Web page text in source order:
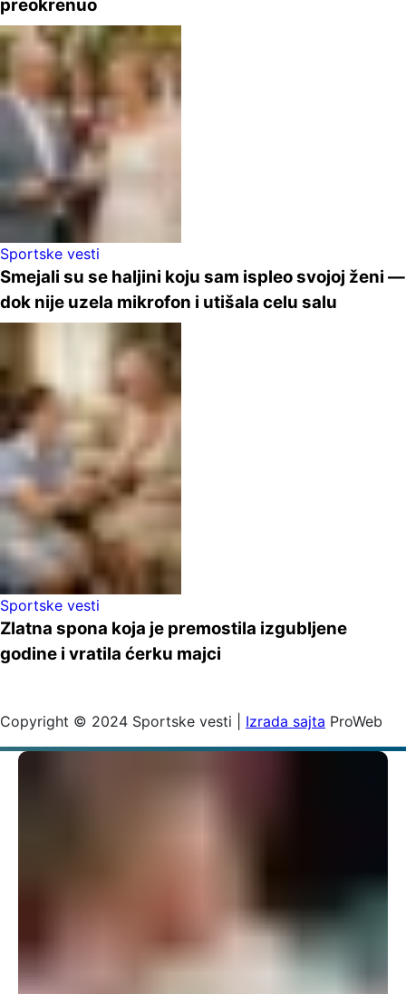
preokrenuo
Sportske vesti
Smejali su se haljini koju sam ispleo svojoj ženi —
dok nije uzela mikrofon i utišala celu salu
Sportske vesti
Zlatna spona koja je premostila izgubljene
godine i vratila ćerku majci
Copyright © 2024 Sportske vesti | Izrada sajta ProWeb